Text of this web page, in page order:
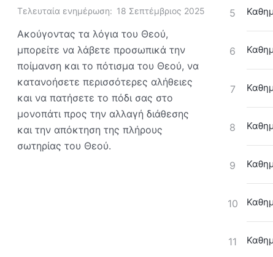
Τελευταία ενημέρωση: 18 Σεπτέμβριος 2025
Ακούγοντας τα λόγια του Θεού,
μπορείτε να λάβετε προσωπικά την
ποίμανση και το πότισμα του Θεού, να
κατανοήσετε περισσότερες αλήθειες
και να πατήσετε το πόδι σας στο
μονοπάτι προς την αλλαγή διάθεσης
και την απόκτηση της πλήρους
σωτηρίας του Θεού.
5
6
7
8
9
10
11